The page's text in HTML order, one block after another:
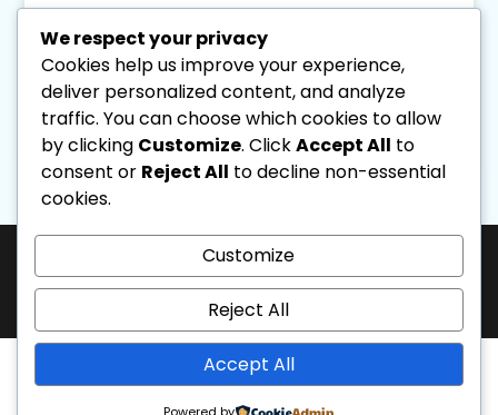
Concesionarios de Autos:
Omnicanalidad en venta y taller
Leer Más
Diseno Directa August 5, 2026
3:28 Pm
J-31463317-1 | Corporación de Mercadeo Emotivo, C.A.
La Salle Avenue, “Phelps” Building, 4th Floor, Office PL, “Los Caobos”
Development, Caracas, Venezuela. - Phone: 0212.6103399.
All rights reserved.
We respect your privacy
Cookies help us improve your experience,
deliver personalized content, and analyze
traffic. You can choose which cookies to allow
by clicking Customize. ClickAccept All to
consent or Reject All to decline non-essential
cookies.
Customize
Reject All
Accept All